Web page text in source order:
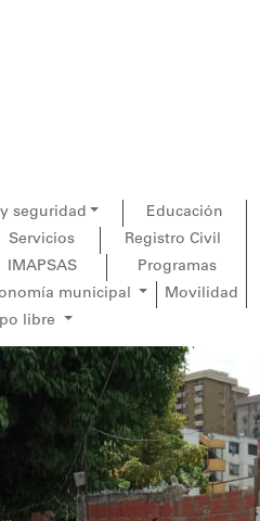
seguridad
Educación
Servicios
Registro Civil
IMAPSAS
Programas
municipal
Movilidad
libre